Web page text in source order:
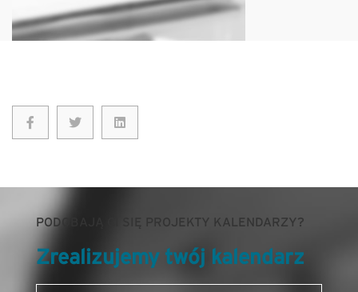
PODOBAJĄ CI SIĘ PROJEKTY KALENDARZY?
Zrealizujemy twój kalendarz